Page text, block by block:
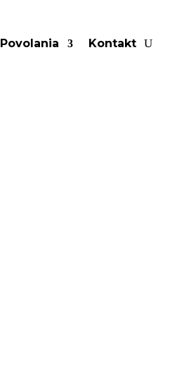
Povolania Kontakt